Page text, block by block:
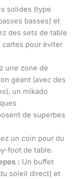
solides (type
basses) et
des sets de table
pour éviter
une zone de
géant (avec des
un mikado
de superbes
un coin pour du
foot de table.
: Un buffet
soleil direct) et